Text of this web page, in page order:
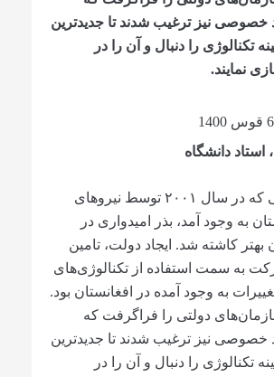
نیز ترغیب شدند تا جدیدترین
تکنالوژی را دنبال و آن را در
نمایند.
دانشگاه
با توجه به تغییراتی که در سال ۲۰۰۱ توسط نیروهای
به وجود آمد، بذر امیدواری در
بهتر کاشته شد. ایجاد دولت، تامین
به سمت استفاده از تکنالوژی‌های
به وجود آمده در افغانستان بود.
دولتی را فراگرفت که
نیز ترغیب شدند تا جدیدترین
تکنالوژی را دنبال و آن را در